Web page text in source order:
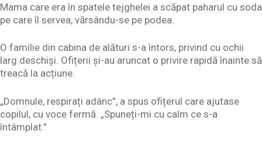
Mama care era în spatele tejghelei a scăpat paharul cu soda
pe care îl servea, vărsându-se pe podea.
O familie din cabina de alături s-a întors, privind cu ochii
larg deschiși. Ofițerii și-au aruncat o privire rapidă înainte să
treacă la acțiune.
„Domnule, respirați adânc”, a spus ofițerul care ajutase
copilul, cu voce fermă. „Spuneți-mi cu calm ce s-a
întâmplat.”